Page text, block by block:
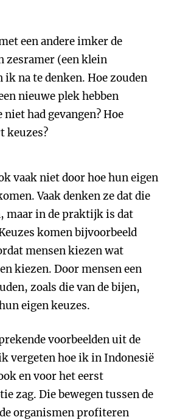
een andere imker de
zesramer (een klein
ik na te denken. Hoe zouden
nieuwe plek hebben
niet had gevangen? Hoe
keuzes?
vaak niet door hoe hun eigen
Vaak denken ze dat die
maar in de praktijk is dat
komen bijvoorbeeld
mensen kiezen wat
kiezen. Door mensen een
zoals die van de bijen,
eigen keuzes.
voorbeelden uit de
vergeten hoe ik in Indonesië
en voor het eerst
zag. Die bewegen tussen de
organismen profiteren